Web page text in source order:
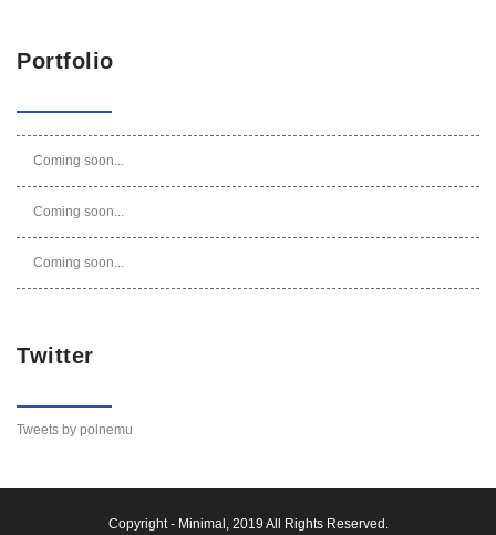
Portfolio
Coming soon...
Coming soon...
Coming soon...
Twitter
Tweets by polnemu
Copyright - Minimal , 2019 All Rights Reserved.